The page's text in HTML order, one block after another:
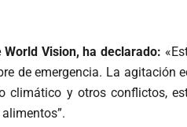
Vision, ha declarado:
de emergencia. La agitación
y otros conflictos,